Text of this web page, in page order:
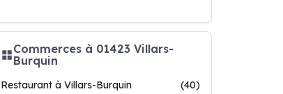
Commerces à 01423 Villars-
Burquin
Restaurant à Villars-Burquin
(40)